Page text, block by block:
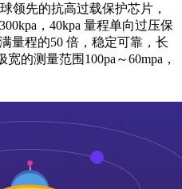
领先的抗高过载保护芯片，
，40kpa 量程单向过压保
量程的50 倍，稳定可靠，长
的测量范围100pa～60mpa，